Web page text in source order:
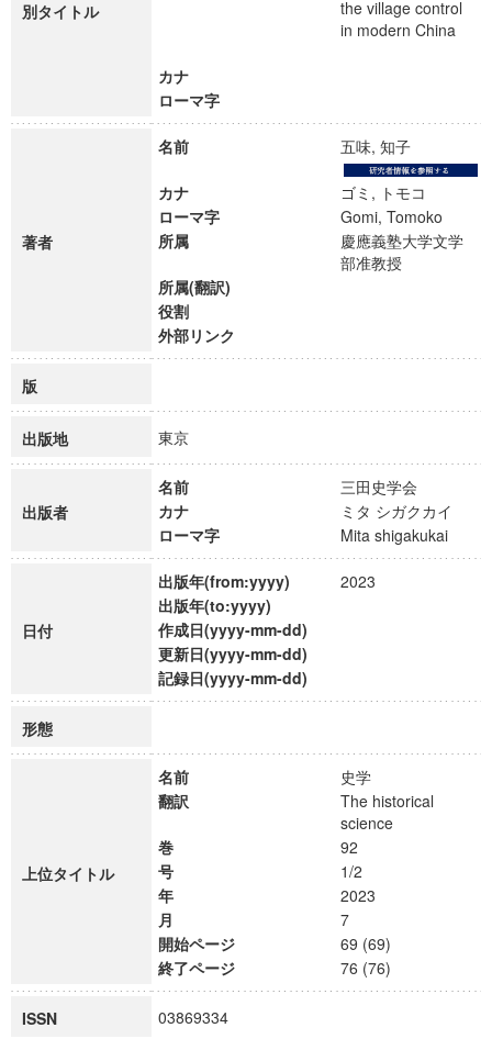
別タイトル
the village control
in modern China
カナ
ローマ字
著者
名前 五味, 知子
カナ
ゴミ, トモコ
ローマ字
Gomi, Tomoko
所属
慶應義塾大学文学
部准教授
所属(翻訳)
役割
外部リンク
版
出版地 東京
出版者
名前
三田史学会
カナ
ミタ シガクカイ
ローマ字
Mita shigakukai
日付
出版年(from:yyyy)
2023
出版年(to:yyyy)
作成日(yyyy-mm-dd)
更新日(yyyy-mm-dd)
記録日(yyyy-mm-dd)
形態
上位タイトル
名前
史学
翻訳
The historical
science
巻
92
号
1/2
年
2023
月
7
開始ページ
69 (69)
終了ページ
76 (76)
ISSN 03869334